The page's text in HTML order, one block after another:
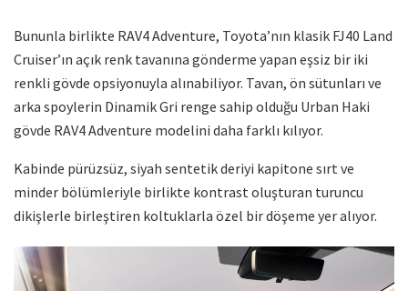
Bununla birlikte RAV4 Adventure, Toyota’nın klasik FJ40 Land
Cruiser’ın açık renk tavanına gönderme yapan eşsiz bir iki
renkli gövde opsiyonuyla alınabiliyor. Tavan, ön sütunları ve
arka spoylerin Dinamik Gri renge sahip olduğu Urban Haki
gövde RAV4 Adventure modelini daha farklı kılıyor.
Kabinde pürüzsüz, siyah sentetik deriyi kapitone sırt ve
minder bölümleriyle birlikte kontrast oluşturan turuncu
dikişlerle birleştiren koltuklarla özel bir döşeme yer alıyor.